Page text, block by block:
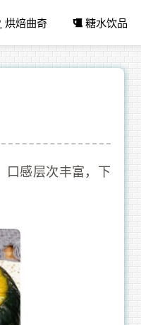
烘焙曲奇 糖水饮品
口感层次丰富，下